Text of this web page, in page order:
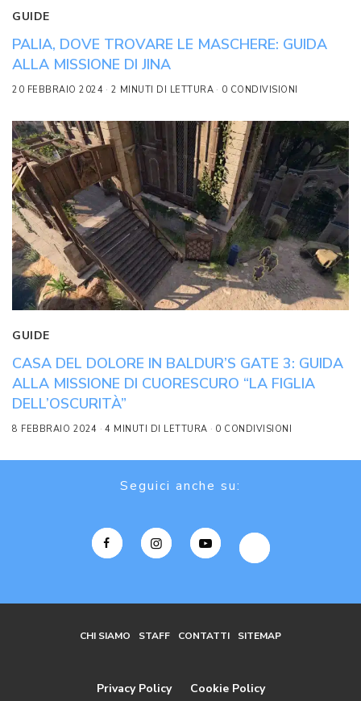
GUIDE
PALIA, DOVE TROVARE LE MASCHERE: GUIDA
ALLA MISSIONE DI JINA
20 FEBBRAIO 2024 2 MINUTI DI LETTURA 0 CONDIVISIONI
GUIDE
CASA DEL DOLORE IN BALDUR’S GATE 3: GUIDA
ALLA MISSIONE DI CUORESCURO “LA FIGLIA
DELL’OSCURITÀ”
8 FEBBRAIO 2024 4 MINUTI DI LETTURA 0 CONDIVISIONI
Seguici anche su:
CHI SIAMO STAFF CONTATTI SITEMAP
Privacy Policy Cookie Policy